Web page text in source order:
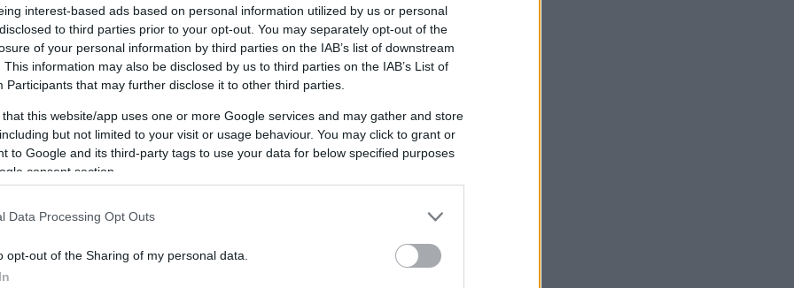
interest-based ads based on personal information utilized by us or personal
to third parties prior to your opt-out. You may separately opt-out of the
of your personal information by third parties on the IAB’s list of downstream
This information may also be disclosed by us to third parties on the IAB’s List of
Participants that may further disclose it to other third parties.
that this website/app uses one or more Google services and may gather and store
but not limited to your visit or usage behaviour. You may click to grant or
to Google and its third-party tags to use your data for below specified purposes
consent section.
Data Processing Opt Outs
opt-out of the Sharing of my personal data.